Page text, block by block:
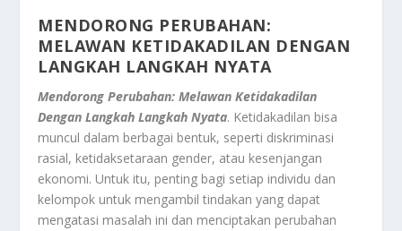
MENDORONG PERUBAHAN:
MELAWAN KETIDAKADILAN DENGAN
LANGKAH LANGKAH NYATA
Mendorong Perubahan: Melawan Ketidakadilan
Dengan Langkah Langkah Nyata. Ketidakadilan bisa
muncul dalam berbagai bentuk, seperti diskriminasi
rasial, ketidaksetaraan gender, atau kesenjangan
ekonomi. Untuk itu, penting bagi setiap individu dan
kelompok untuk mengambil tindakan yang dapat
mengatasi masalah ini dan menciptakan perubahan